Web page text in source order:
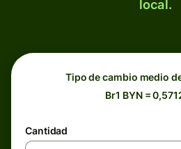
local.
Tipo de cambio medio
Br1 BYN =
Cantidad